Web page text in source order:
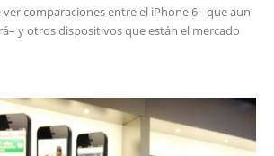
ver comparaciones entre el iPhone 6 –que aun
y otros dispositivos que están el mercado